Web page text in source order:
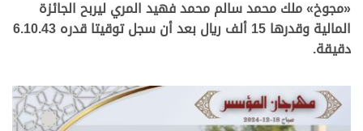
«مجوخ» ملك محمد سالم محمد فهيد المري ليربح الجائزة
المالية وقدرها 15 ألف ريال بعد أن سجل توقيتا قدره 6.10.43
دقيقة.